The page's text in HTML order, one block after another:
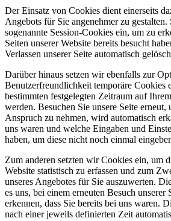
Der Einsatz von Cookies dient einerseits
Angebots für Sie angenehmer zu gestalten.
sogenannte Session-Cookies ein, um zu
Seiten unserer Website bereits besucht
Verlassen unserer Seite automatisch
Darüber hinaus setzen wir ebenfalls zur
Benutzerfreundlichkeit temporäre Cookies
bestimmten festgelegten Zeitraum auf
werden. Besuchen Sie unsere Seite erneut,
Anspruch zu nehmen, wird automatisch
uns waren und welche Eingaben und
haben, um diese nicht noch einmal
Zum anderen setzten wir Cookies ein, um
Website statistisch zu erfassen und zum
unseres Angebotes für Sie auszuwerten.
es uns, bei einem erneuten Besuch unserer
erkennen, dass Sie bereits bei uns waren.
nach einer jeweils definierten Zeit